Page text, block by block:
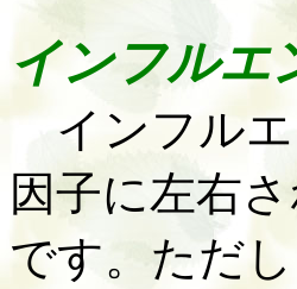
インフルエ
インフルエ
因子に左右
です。ただ